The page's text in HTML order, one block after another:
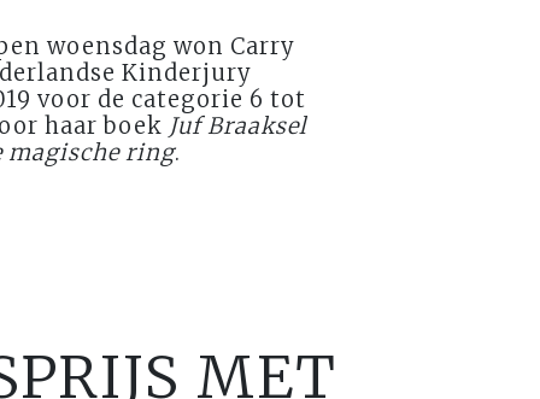
woensdag won Carry
Kinderjury
voor de categorie 6 tot
haar boek Juf Braaksel
magische ring.
MET